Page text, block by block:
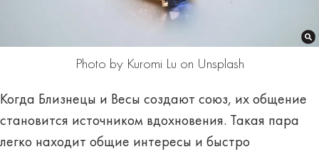
Photo by Kuromi Lu on Unsplash
Когда Близнецы и Весы создают союз, их общение
становится источником вдохновения. Такая пара
легко находит общие интересы и быстро